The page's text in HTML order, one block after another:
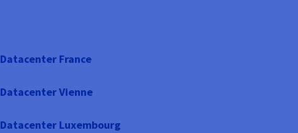
Datacenter France
Datacenter Vienne
Datacenter Luxembourg